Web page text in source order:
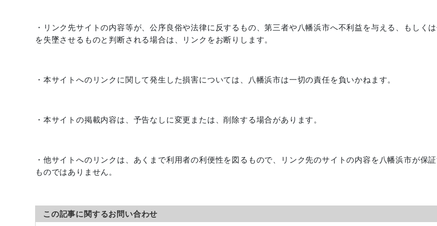
・リンク先サイトの内容等が、公序良俗や法律に反するもの、第三者や八幡浜市へ不利益を与える、もしく
を失墜させるものと判断される場合は、リンクをお断りします。
・本サイトへのリンクに関して発生した損害については、八幡浜市は一切の責任を負いかねます。
・本サイトの掲載内容は、予告なしに変更または、削除する場合があります。
・他サイトへのリンクは、あくまで利用者の利便性を図るもので、リンク先のサイトの内容を八幡浜市が保
ものではありません。
この記事に関するお問い合わせ